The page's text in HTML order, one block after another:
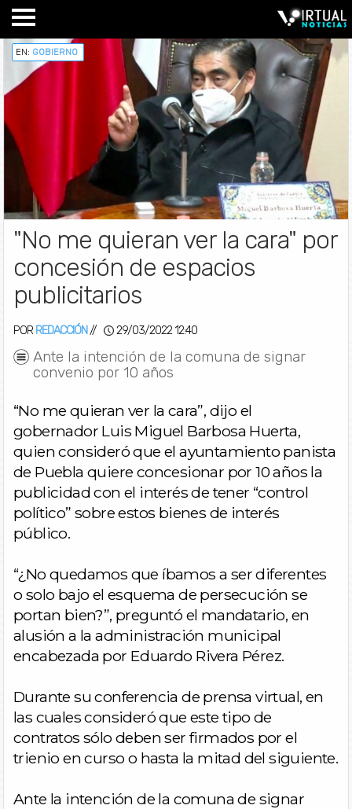
EN: GOBIERNO
"No me quieran ver la cara" por
concesión de espacios
publicitarios
POR REDACCIÓN // 29/03/2022 12:40
Ante la intención de la comuna de signar
convenio por 10 años
“No me quieran ver la cara”, dijo el
gobernador Luis Miguel Barbosa Huerta,
quien consideró que el ayuntamiento panista
de Puebla quiere concesionar por 10 años la
publicidad con el interés de tener “control
político” sobre estos bienes de interés
público.
“¿No quedamos que íbamos a ser diferentes
o solo bajo el esquema de persecución se
portan bien?”, preguntó el mandatario, en
alusión a la administración municipal
encabezada por Eduardo Rivera Pérez.
Durante su conferencia de prensa virtual, en
las cuales consideró que este tipo de
contratos sólo deben ser firmados por el
trienio en curso o hasta la mitad del siguiente.
Ante la intención de la comuna de signar